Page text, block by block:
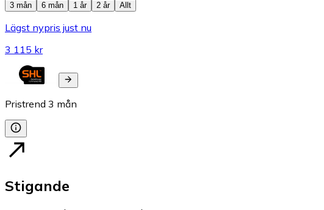
3 mån
6 mån 1 år 2 år Allt
Lägst nypris just nu
3 115 kr
Pristrend 3 mån
Stigande